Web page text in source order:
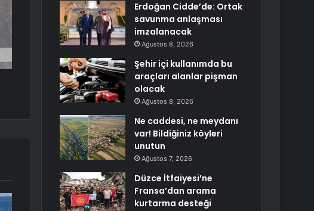
Erdoğan Cidde’de: Ortak
savunma anlaşması
imzalanacak
Ağustos 8, 2026
Şehir içi kullanımda bu
araçları alanlar pişman
olacak
Ağustos 8, 2026
Ne caddesi, ne meydanı
var! Bildiğiniz köyleri
unutun
Ağustos 7, 2026
Düzce İtfaiyesi’ne
Fransa’dan arama
kurtarma desteği